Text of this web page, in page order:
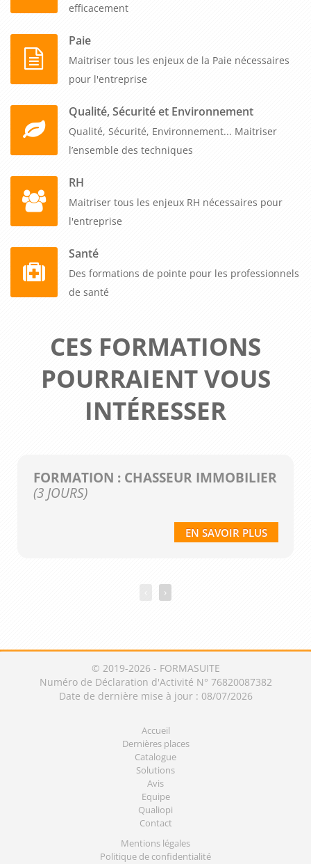
efficacement
Paie
Maitriser tous les enjeux de la Paie nécessaires
pour l'entreprise
Qualité, Sécurité et Environnement
Qualité, Sécurité, Environnement... Maitriser
l’ensemble des techniques
RH
Maitriser tous les enjeux RH nécessaires pour
l'entreprise
Santé
Des formations de pointe pour les professionnels
de santé
CES FORMATIONS
POURRAIENT VOUS
INTÉRESSER
FORMATION : CHASSEUR IMMOBILIER
(3 JOURS)
EN SAVOIR PLUS
›
© 2019-2026 - FORMASUITE
Numéro de Déclaration d'Activité N° 76820087382
Date de dernière mise à jour : 08/07/2026
Accueil
Dernières places
Catalogue
Solutions
Avis
Equipe
Qualiopi
Contact
Mentions légales
Politique de confidentialité